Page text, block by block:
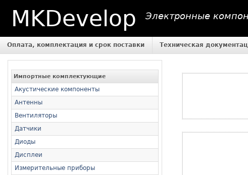
MKDevelop Электронные
Оплата, комплектация и срок поставки Техническая
Импортные комплектующие
Акустические компоненты
Антенны
Вентиляторы
Датчики
Диоды
Дисплеи
Измерительные приборы